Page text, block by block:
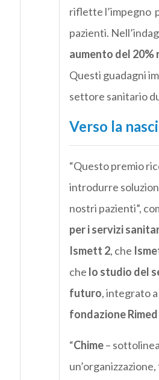
riflette l’impegno
pazienti.
aumento del
Questi guadagni
settore sanitario
Verso la
“Questo premio
introdurre
nostri pazienti”,
per i servizi
Ismett 2, che
che lo studio del
futuro, integrato
fondazione Rimed
“Chime– sottolinea